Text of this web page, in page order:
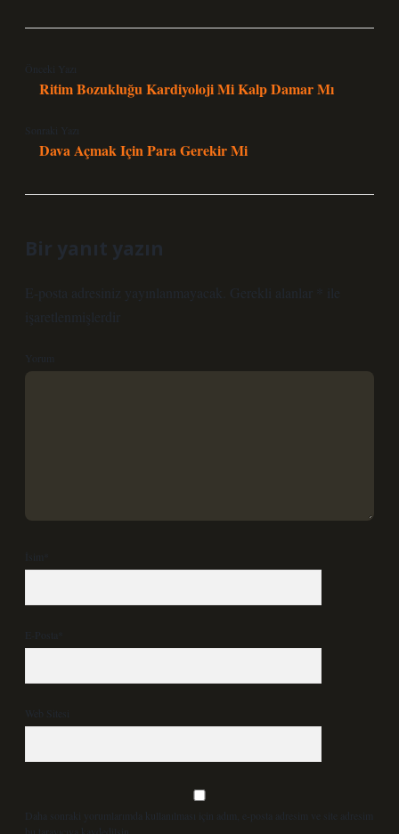
Önceki Yazı
Ritim Bozukluğu Kardiyoloji Mi Kalp Damar Mı
Sonraki Yazı
Dava Açmak Için Para Gerekir Mi
Bir yanıt yazın
E-posta adresiniz yayınlanmayacak. Gerekli alanlar
ile
işaretlenmişlerdir
Yorum
İsim*
E-Posta*
Web Sitesi
Daha sonraki yorumlarımda kullanılması için adım, e-posta adresim ve site adresim